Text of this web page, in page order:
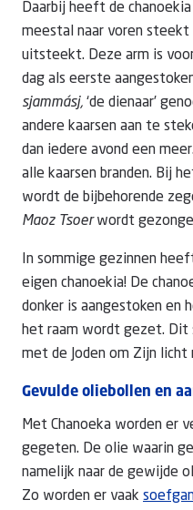
Daarbij heeft de
meestal naar voren steekt
uitsteekt. Deze arm is
dag als eerste
sjammásj, ‘de dienaar’
andere kaarsen aan te
dan iedere avond een
alle kaarsen branden. Bij
wordt de bijbehorende
Maoz Tsoerwordt
In sommige gezinnen
eigen chanoekia! De
donker is aangestoken en
het raam wordt gezet. Dit
met de Joden om Zijn
Gevulde oliebollen en
Met Chanoeka worden er
gegeten. De olie waarin
namelijk naar de gewijde
Zo worden er vaak